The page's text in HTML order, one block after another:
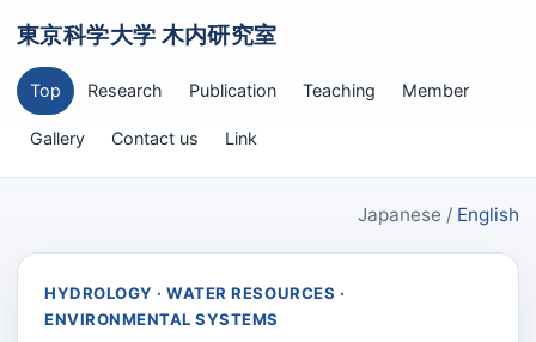
東京科学大学 木内研究室
Top Research Publication Teaching Member
Gallery Contact us Link
Japanese / English
HYDROLOGY · WATER RESOURCES ·
ENVIRONMENTAL SYSTEMS